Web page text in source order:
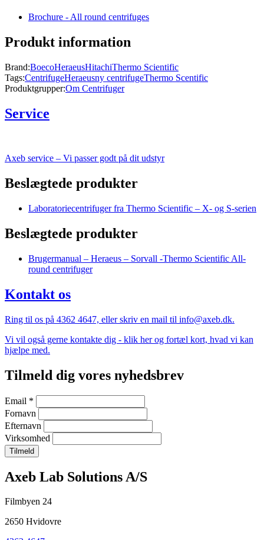
Brochure - All round centrifuges
Produkt information
Brand:BoecoHeraeusHitachiThermo Scientific
Tags:CentrifugeHeraeusny centrifugeThermo Scentific
Produktgrupper:Om Centrifuger
Service
Axeb service – Vi passer godt på dit udstyr
Beslægtede produkter
Laboratoriecentrifuger fra Thermo Scientific – X- og S-serien
Beslægtede produkter
Brugermanual – Heraeus – Sorvall -Thermo Scientific All-
round centrifuger
Kontakt os
Ring til os på 4362 4647, eller skriv en mail til info@axeb.dk.
Vi vil også gerne kontakte dig - klik her og fortæl kort, hvad vi kan
hjælpe med.
Tilmeld dig vores nyhedsbrev
Email *
Fornavn
Efternavn
Virksomhed
Company
information
and
Axeb Lab Solutions A/S
Filmbyen 24
2650 Hvidovre